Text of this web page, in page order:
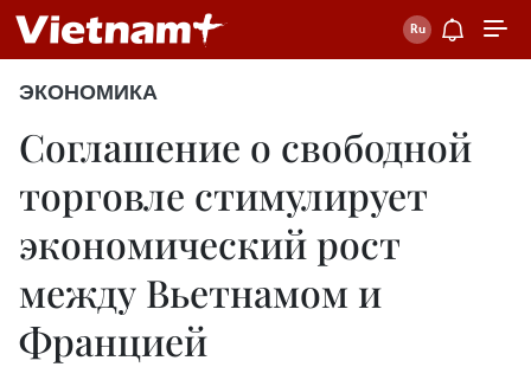
ЭКОНОМИКА
Соглашение о свободной
торговле стимулирует
экономический рост
между Вьетнамом и
Францией